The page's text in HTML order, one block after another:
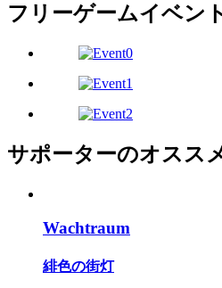
フリーゲームイベン
サポーターのオスス
Wachtraum
緋色の街灯